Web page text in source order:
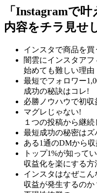
「Instagramで
内容をチラ見せ
インスタで商品を
闇雲にインスタアフ
始めても難しい理由
最短でフォロワー
成功の秘訣はコレ!
必勝ノウハウで初収
マグレじゃない!
１つの投稿から継
最短成功の秘密はズ
ある1通のDMから
トップ1%が知って
収益化を楽にする方
インスタはなぜこん
収益が発生するのか